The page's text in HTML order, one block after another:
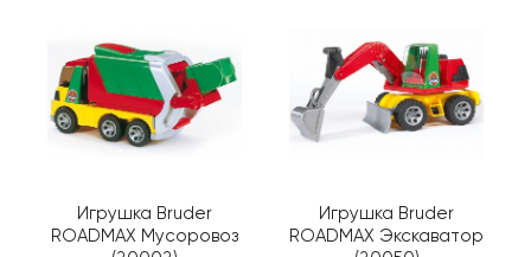
Игрушка Bruder
ROADMAX Мусоровоз
Игрушка Bruder
ROADMAX Экскаватор